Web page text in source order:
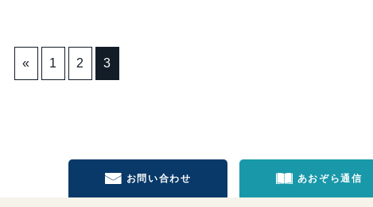
« 1 2 3
お問い合わせ あおぞら通信